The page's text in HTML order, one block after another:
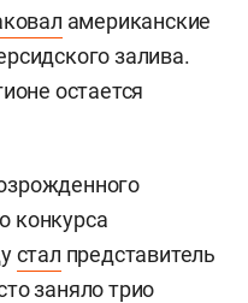
американские
залива.
остается
конкурса
стал представитель
заняло трио